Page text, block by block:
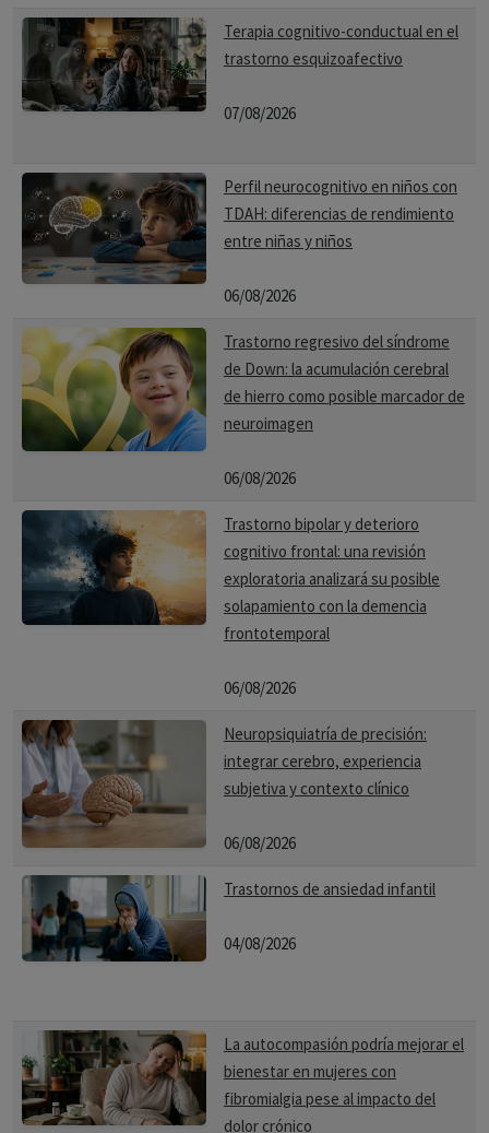
Terapia cognitivo-conductual en el
trastorno esquizoafectivo
07/08/2026
Perfil neurocognitivo en niños con
TDAH: diferencias de rendimiento
entre niñas y niños
06/08/2026
Trastorno regresivo del síndrome
de Down: la acumulación cerebral
de hierro como posible marcador de
neuroimagen
06/08/2026
Trastorno bipolar y deterioro
cognitivo frontal: una revisión
exploratoria analizará su posible
solapamiento con la demencia
frontotemporal
06/08/2026
Neuropsiquiatría de precisión:
integrar cerebro, experiencia
subjetiva y contexto clínico
06/08/2026
Trastornos de ansiedad infantil
04/08/2026
La autocompasión podría mejorar el
bienestar en mujeres con
fibromialgia pese al impacto del
dolor crónico